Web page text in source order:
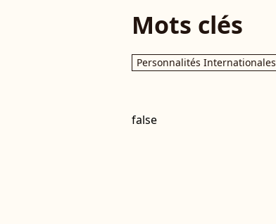
Mots clés
Personnalités Internationales
false